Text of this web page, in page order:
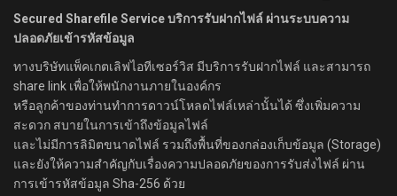
Secured Sharefile Service บริการรับฝากไฟล์ ผ่านระบบความ
ปลอดภัยเข้ารหัสข้อมูล
ทางบริษัทแพ็คเกตเลิฟไอทีเซอร์วิส มีบริการรับฝากไฟล์ และสามารถ
share link เพื่อให้พนักงานภายในองค์กร
หรือลูกค้าของท่านทำการดาวน์โหลดไฟล์เหล่านั้นได้ ซึ่งเพิ่มความ
สะดวก สบายในการเข้าถึงข้อมูลไฟล์
และไม่มีการลิมิตขนาดไฟล์ รวมถึงพื้นที่ของกล่องเก็บข้อมูล (Storage)
และยังให้ความสำคัญกับเรื่องความปลอดภัยของการรับส่งไฟล์ ผ่าน
การเข้ารหัสข้อมูล Sha-256 ด้วย